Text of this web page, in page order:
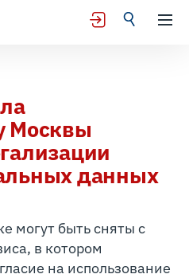
Москвы
данных
могут быть сняты с
в котором
на использование